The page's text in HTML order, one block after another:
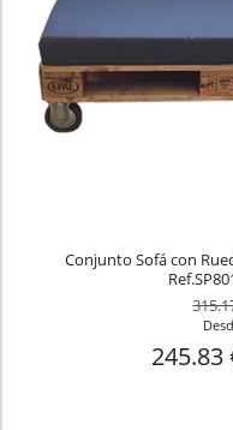
Conjunto Sofá con
245.83